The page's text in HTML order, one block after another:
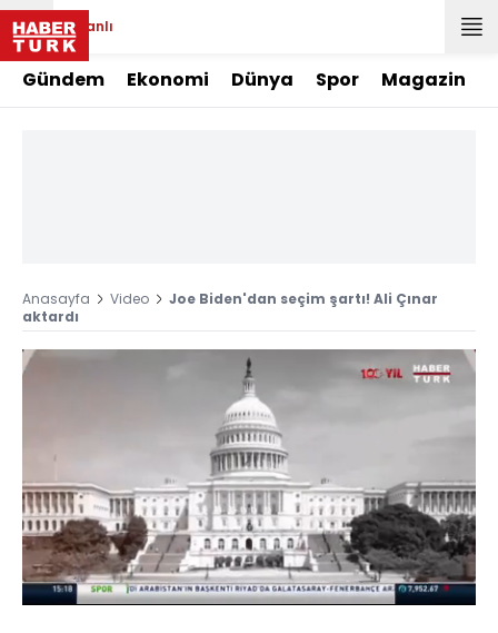
Canlı
Gündem Ekonomi Dünya Spor Magazin
Anasayfa Video
Joe Biden'dan seçim şartı! Ali Çınar
aktardı
Sesi
Aç
Yüklendi:
9.56%
Oynatma
Hızı